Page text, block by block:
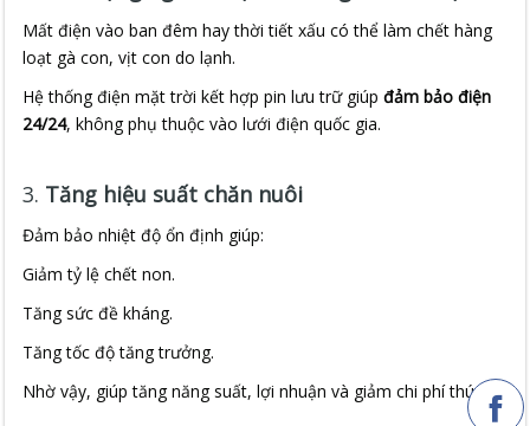
Mất điện vào ban đêm hay thời tiết xấu có thể làm chết hàng
loạt gà con, vịt con do lạnh.
Hệ thống điện mặt trời kết hợp pin lưu trữ giúpđảm bảo điện
24/24, không phụ thuộc vào lưới điện quốc gia.
3. Tăng hiệu suất chăn nuôi
Đảm bảo nhiệt độ ổn định giúp:
Giảm tỷ lệ chết non.
Tăng sức đề kháng.
Tăng tốc độ tăng trưởng.
Nhờ vậy, giúp tăng năng suất, lợi nhuận và giảm chi phí thú y.